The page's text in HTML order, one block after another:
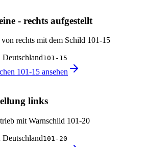
- rechts aufgestellt
rechts mit dem Schild 101-15
101-15
101-15 ansehen
links
mit Warnschild 101-20
101-20